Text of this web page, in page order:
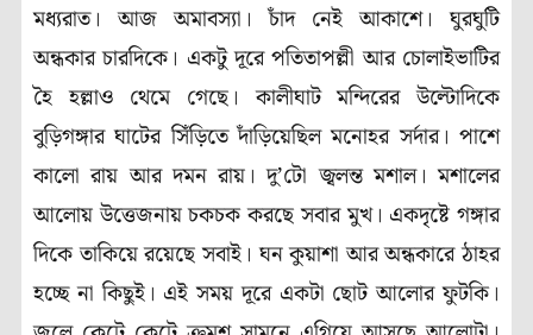
মধ্যরাত। আজ অমাবস্যা। চাঁদ নেই আকাশে। ঘুরঘুটি
অন্ধকার চারদিকে। একটু দূরে পতিতাপল্লী আর চোলাইভাটির
হৈ হল্লাও থেমে গেছে। কালীঘাট মন্দিরের উল্টোদিকে
বুড়িগঙ্গার ঘাটের সিঁড়িতে দাঁড়িয়েছিল মনোহর সর্দার। পাশে
কালো রায় আর দমন রায়। দু’টো জ্বলন্ত মশাল। মশালের
আলোয় উত্তেজনায় চকচক করছে সবার মুখ। একদৃষ্টে গঙ্গার
দিকে তাকিয়ে রয়েছে সবাই। ঘন কুয়াশা আর অন্ধকারে ঠাহর
হচ্ছে না কিছুই। এই সময় দূরে একটা ছোট আলোর ফুটকি।